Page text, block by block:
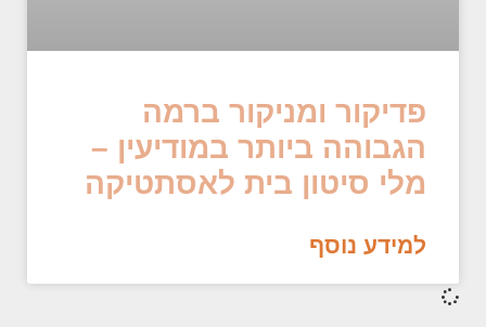
פדיקור ומניקור ברמה
הגבוהה ביותר במודיעין –
מלי סיטון בית לאסתטיקה
למידע נוסף